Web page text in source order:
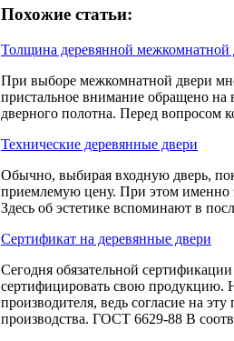
Похожие статьи:
Толщина деревянной межкомнатной
При выборе межкомнатной двери
пристальное внимание обращено на
дверного полотна. Перед вопросом
Технические деревянные двери
Обычно, выбирая входную дверь,
приемлемую цену. При этом именно
Здесь об эстетике вспоминают в
Сертификат на деревянные двери
Сегодня обязательной
сертифицировать свою продукцию.
производителя, ведь согласие на
производства. ГОСТ 6629-88 В